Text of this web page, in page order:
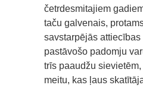
četrdesmitajiem
taču galvenais,
savstarpējās
pastāvošo padomju
trīs paaudžu
meitu, kas ļaus